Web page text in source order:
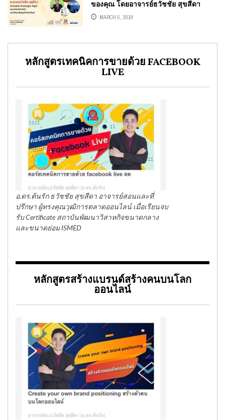
ของคุณ โดยอาจารย์ธวัชชัย สุขสีดา
(อ.ต้นรัก)
MARCH 5, 2019
หลักสูตรเทคนิคการขายด้วย FACEBOOK
LIVE
อ.ดร.ต้นรัก ธวัชชัย สุขสีดา อาจารย์สอนและที่
ปรึกษา ผู้ทรงคุณวุฒิการตลาดออนไลน์ เมื่อเรียนจบ
รับ Certificate สถาบันพัฒนาวิสาหกิจขนาดกลาง
และขนาดย่อม ISMED
หลักสูตรสร้างแบรนด์สร้างคนบนโลก
ออนไลน์